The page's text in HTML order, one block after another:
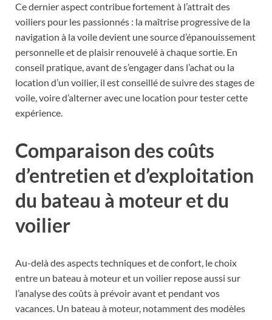
Ce dernier aspect contribue fortement à l’attrait des
voiliers pour les passionnés : la maîtrise progressive de la
navigation à la voile devient une source d’épanouissement
personnelle et de plaisir renouvelé à chaque sortie. En
conseil pratique, avant de s’engager dans l’achat ou la
location d’un voilier, il est conseillé de suivre des stages de
voile, voire d’alterner avec une location pour tester cette
expérience.
Comparaison des coûts
d’entretien et d’exploitation
du bateau à moteur et du
voilier
Au-delà des aspects techniques et de confort, le choix
entre un bateau à moteur et un voilier repose aussi sur
l’analyse des coûts à prévoir avant et pendant vos
vacances. Un bateau à moteur, notamment des modèles